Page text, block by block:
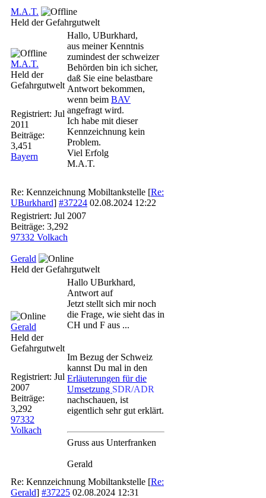
M.A.T.
Held der Gefahrgutwelt
M.A.T.
Held der
Gefahrgutwelt
Registriert: Jul
2011
Beiträge:
3,451
Bayern
Hallo, UBurkhard,
aus meiner Kenntnis
zumindest der schweizer
Behörden bin ich sicher,
daß Sie eine belastbare
Antwort bekommen,
wenn beim BAV
angefragt wird.
Ich habe mit dieser
Kennzeichnung kein
Problem.
Viel Erfolg
M.A.T.
Re: Kennzeichnung Mobiltankstelle [Re:
UBurkhard] #37224 02.08.2024 12:22
Registriert: Jul 2007
Beiträge: 3,292
97332 Volkach
Gerald
Held der Gefahrgutwelt
Gerald
Held der
Gefahrgutwelt
Registriert: Jul
2007
Beiträge:
3,292
97332
Volkach
Hallo UBurkhard,
Antwort auf
Jetzt stellt sich mir noch
die Frage, wie sieht das in
CH und F aus ...
Im Bezug der Schweiz
kannst Du mal in den
Erläuterungen für die
Umsetzung SDR/ADR
nachschauen, ist
eigentlich sehr gut erklärt.
Gruss aus Unterfranken
Gerald
Re: Kennzeichnung Mobiltankstelle [Re:
Gerald] #37225 02.08.2024 12:31